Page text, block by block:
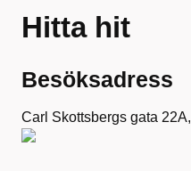
Hitta hit
Besöksadress
Carl Skottsbergs gata